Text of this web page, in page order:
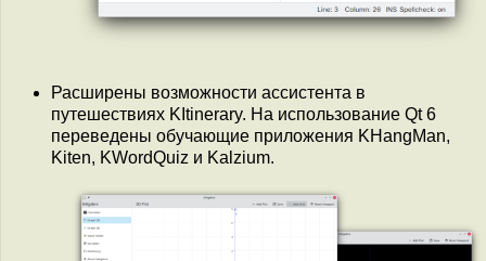
Расширены возможности ассистента в
путешествиях KItinerary. На использование Qt 6
переведены обучающие приложения KHangMan,
Kiten, KWordQuiz и Kalzium.